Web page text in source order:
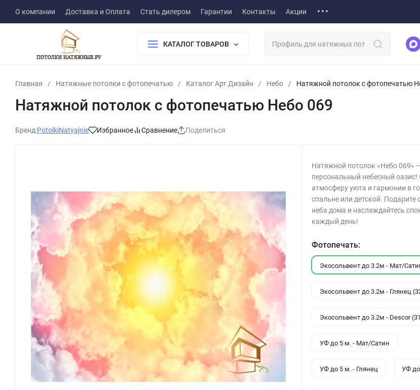
О компании Доставка и Оплата Стать дилером Гарантии Контакты Акции
КАТАЛОГ ТОВАРОВ
Главная / Натяжные потолки с фотопечатью / Каталог Арт Дизайн / Небо / Натяжной потолок с фотопечатью
Натяжной потолок с фотопечатью Небо 069
Бренд:PotolkiNatyajnie Избранное Сравнение Поделиться
Натяжной потолок «Небо 069»
персональный небесный оазис!
атмосферу уюта и гармонии в
спальне или детской. Подарите
неба дома и наслаждайтесь
каждый день!
Фотопечать:
Экосольвент до 3.2м - Мат/
Экосольвент до 3.2м - Глянец
Экосольвент до 3.2м - Descor
УФ до 5 м. - Мат/Сатин
УФ до 5 м. - Глянец УФ